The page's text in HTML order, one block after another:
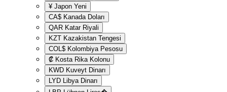
¥ Japon Yeni
CA$ Kanada Doları
QAR Katar Riyali
KZT Kazakistan Tengesi
COL$ Kolombiya Pesosu
₡ Kosta Rika Kolonu
KWD Kuveyt Dinarı
LYD Libya Dinarı